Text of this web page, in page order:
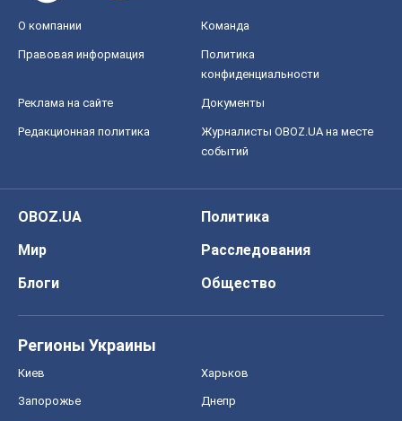
О компании Команда
Правовая информация
Политика
конфиденциальности
Реклама на сайте Документы
Редакционная политика
Журналисты OBOZ.UA на месте
событий
OBOZ.UA
Политика
Мир
Расследования
Блоги
Общество
Регионы Украины
Киев Харьков
Запорожье Днепр